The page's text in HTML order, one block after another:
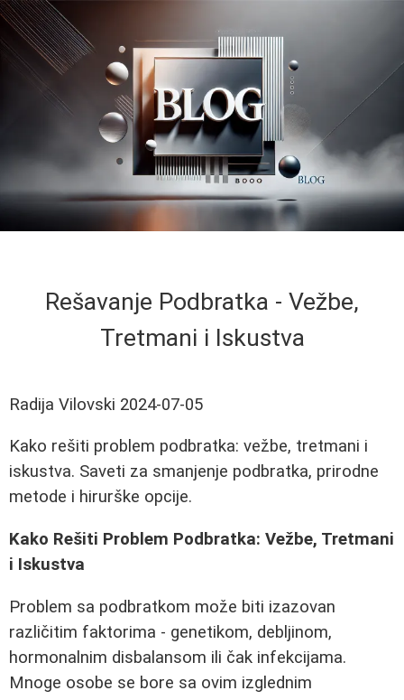
Rešavanje Podbratka - Vežbe,
Tretmani i Iskustva
Radija Vilovski 2024-07-05
Kako rešiti problem podbratka: vežbe, tretmani i
iskustva. Saveti za smanjenje podbratka, prirodne
metode i hirurške opcije.
Kako Rešiti Problem Podbratka: Vežbe, Tretmani
i Iskustva
Problem sa podbratkom može biti izazovan
različitim faktorima - genetikom, debljinom,
hormonalnim disbalansom ili čak infekcijama.
Mnoge osobe se bore sa ovim izglednim